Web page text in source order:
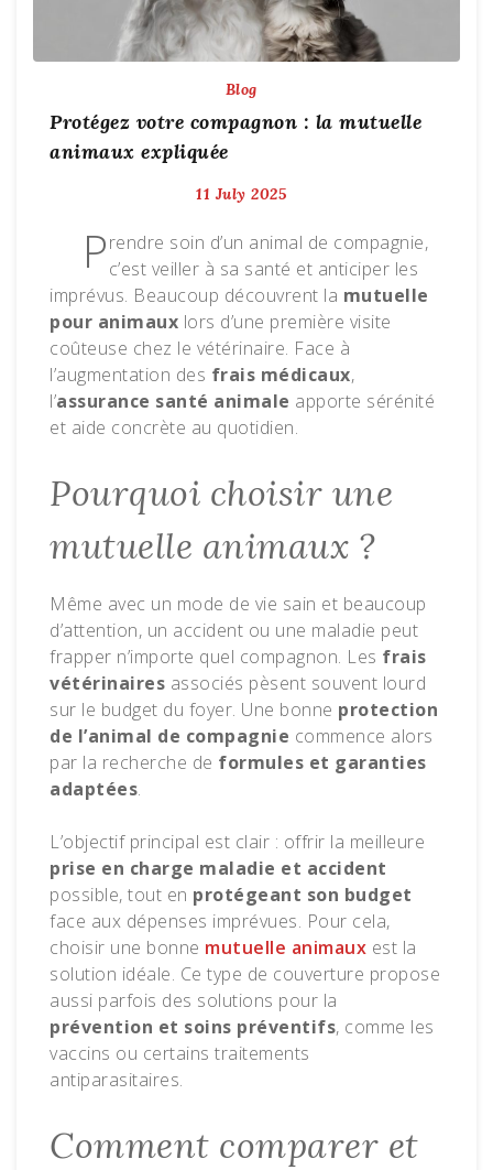
Blog
Protégez votre compagnon : la mutuelle
animaux expliquée
11 July 2025
Prendre soin d’un animal de compagnie,
c’est veiller à sa santé et anticiper les
imprévus. Beaucoup découvrent la mutuelle
pour animaux lors d’une première visite
coûteuse chez le vétérinaire. Face à
l’augmentation des frais médicaux,
l’assurance santé animale apporte sérénité
et aide concrète au quotidien.
Pourquoi choisir une
mutuelle animaux ?
Même avec un mode de vie sain et beaucoup
d’attention, un accident ou une maladie peut
frapper n’importe quel compagnon. Les frais
vétérinaires associés pèsent souvent lourd
sur le budget du foyer. Une bonne protection
de l’animal de compagnie commence alors
par la recherche de formules et garanties
adaptées.
L’objectif principal est clair : offrir la meilleure
prise en charge maladie et accident
possible, tout en protégeant son budget
face aux dépenses imprévues. Pour cela,
choisir une bonne mutuelle animaux est la
solution idéale. Ce type de couverture propose
aussi parfois des solutions pour la
prévention et soins préventifs, comme les
vaccins ou certains traitements
antiparasitaires.
Comment comparer et